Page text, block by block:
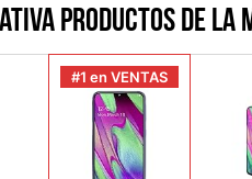
productos de la
#1 en VENTAS